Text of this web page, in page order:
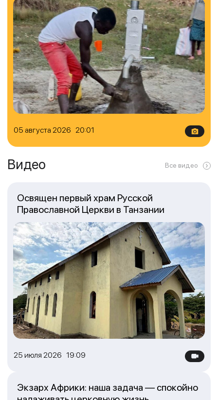
05 августа 2026 20:01
Видео Все видео
25 июля 2026 19:09
Освящен первый храм Русской
Православной Церкви в Танзании
Экзарх Африки: наша задача — спокойно